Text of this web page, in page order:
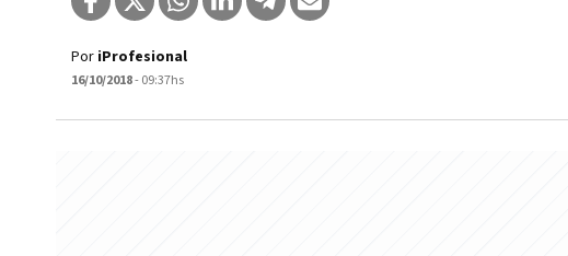
Por iProfesional
16/10/2018- 09:37hs